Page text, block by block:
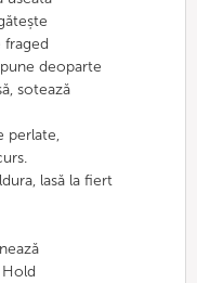
fraged
deoparte
sotează
perlate,
lasă la fiert